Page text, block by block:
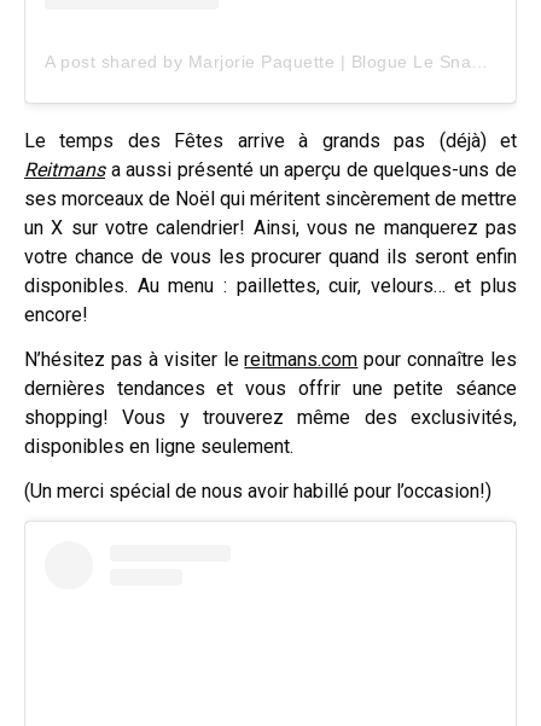
Le temps des Fêtes arrive à grands pas (déjà) et
Reitmansa aussi présenté un aperçu de quelques-uns de
ses morceaux de Noël qui méritent sincèrement de mettre
un X sur votre calendrier! Ainsi, vous ne manquerez pas
votre chance de vous les procurer quand ils seront enfin
disponibles. Au menu : paillettes, cuir, velours… et plus
encore!
N’hésitez pas à visiter lereitmans.com pour connaître les
dernières tendances et vous offrir une petite séance
shopping! Vous y trouverez même des exclusivités,
disponibles en ligne seulement.
(Un merci spécial de nous avoir habillé pour l’occasion!)